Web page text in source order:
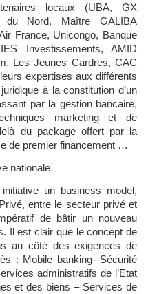
locaux (UBA, GX
du Nord, Maître GALIBA
France, Unicongo, Banque
Investissements, AMID
Les Jeunes Cardres, CAC
expertises aux différents
à la constitution d’un
par la gestion bancaire,
marketing et de
du package offert par la
de premier financement …
nationale
un business model,
entre le secteur privé et
de bâtir un nouveau
Il est clair que le concept de
au côté des exigences de
: Mobile banking- Sécurité
administratifs de l’Etat
et des biens – Services de